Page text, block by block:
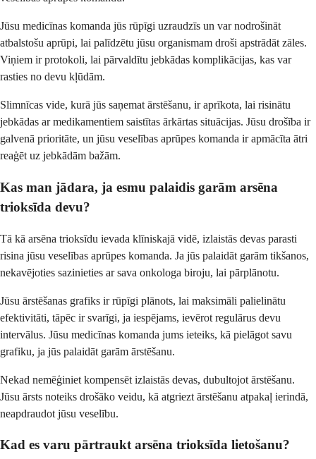
Jūsu medicīnas komanda jūs rūpīgi uzraudzīs un var nodrošināt
atbalstošu aprūpi, lai palīdzētu jūsu organismam droši apstrādāt zāles.
Viņiem ir protokoli, lai pārvaldītu jebkādas komplikācijas, kas var
rasties no devu kļūdām.
Slimnīcas vide, kurā jūs saņemat ārstēšanu, ir aprīkota, lai risinātu
jebkādas ar medikamentiem saistītas ārkārtas situācijas. Jūsu drošība ir
galvenā prioritāte, un jūsu veselības aprūpes komanda ir apmācīta ātri
reaģēt uz jebkādām bažām.
Kas man jādara, ja esmu palaidis garām arsēna
trioksīda devu?
Tā kā arsēna trioksīdu ievada klīniskajā vidē, izlaistās devas parasti
risina jūsu veselības aprūpes komanda. Ja jūs palaidāt garām tikšanos,
nekavējoties sazinieties ar sava onkologa biroju, lai pārplānotu.
Jūsu ārstēšanas grafiks ir rūpīgi plānots, lai maksimāli palielinātu
efektivitāti, tāpēc ir svarīgi, ja iespējams, ievērot regulārus devu
intervālus. Jūsu medicīnas komanda jums ieteiks, kā pielāgot savu
grafiku, ja jūs palaidāt garām ārstēšanu.
Nekad nemēģiniet kompensēt izlaistās devas, dubultojot ārstēšanu.
Jūsu ārsts noteiks drošāko veidu, kā atgriezt ārstēšanu atpakaļ ierindā,
neapdraudot jūsu veselību.
Kad es varu pārtraukt arsēna trioksīda lietošanu?